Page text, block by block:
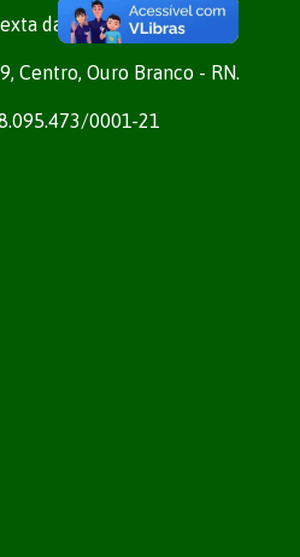
das 7h às 13h
Centro, Ouro Branco - RN.
0001-21